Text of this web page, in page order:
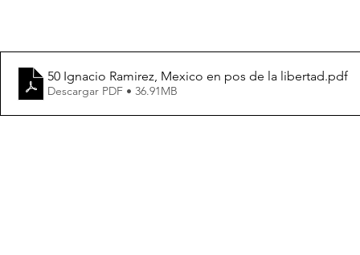
50 Ignacio Ramirez, Mexico en pos de la libertad.pdf
Descargar PDF • 36.91MB